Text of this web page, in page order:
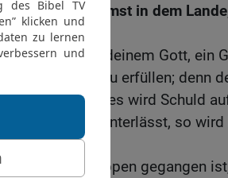
du unternimmst in dem
dem HERRN, deinem Gott, ein
zögern, es zu erfüllen; denn
dir fordern, und es wird Schuld
das Geloben unterlässt, so
über deine Lippen gegangen